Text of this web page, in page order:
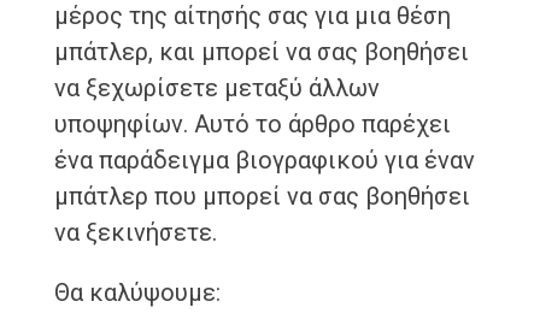
μέρος της αίτησής σας για μια θέση
μπάτλερ, και μπορεί να σας βοηθήσει
να ξεχωρίσετε μεταξύ άλλων
υποψηφίων. Αυτό το άρθρο παρέχει
ένα παράδειγμα βιογραφικού για έναν
μπάτλερ που μπορεί να σας βοηθήσει
να ξεκινήσετε.
Θα καλύψουμε: